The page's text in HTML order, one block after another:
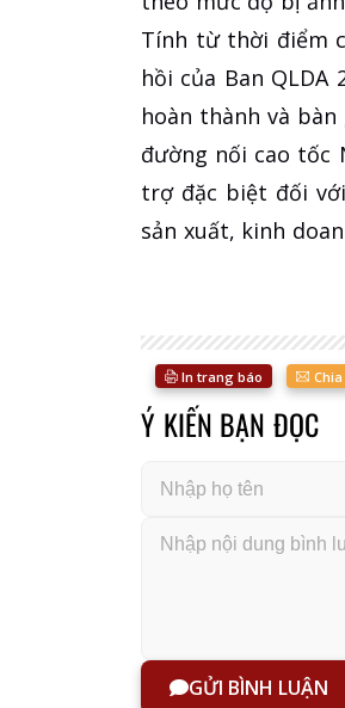
Tính từ thời điểm
hồi của Ban
hoàn thành và
đường nối cao tốc
trợ đặc biệt đối
sản xuất, kinh
In trang báo
Ý KIẾN BẠN ĐỌC
GỬI BÌNH LUẬN